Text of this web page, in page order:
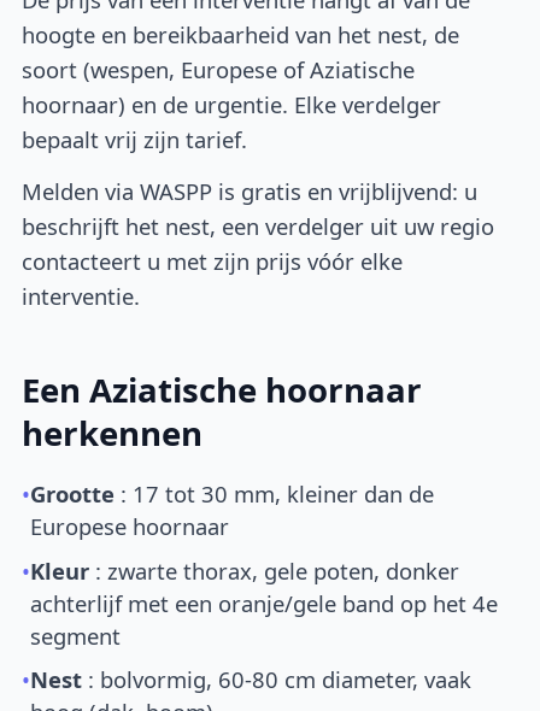
hoogte en bereikbaarheid van het nest, de
soort (wespen, Europese of Aziatische
hoornaar) en de urgentie. Elke verdelger
bepaalt vrij zijn tarief.
Melden via WASPP is gratis en vrijblijvend: u
beschrijft het nest, een verdelger uit uw regio
contacteert u met zijn prijs vóór elke
interventie.
Een Aziatische hoornaar
herkennen
•Grootte : 17 tot 30 mm, kleiner dan de
Europese hoornaar
•Kleur : zwarte thorax, gele poten, donker
achterlijf met een oranje/gele band op het 4e
segment
•Nest : bolvormig, 60-80 cm diameter, vaak